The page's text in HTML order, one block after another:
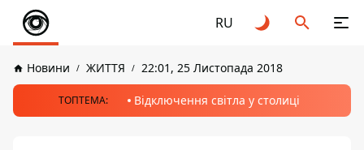
RU
Новини ЖИТТЯ 22:01, 25 Листопада 2018
ТОПТЕМА: Відключення світла у столиці